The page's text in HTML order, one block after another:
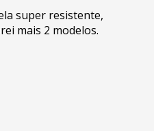
super resistente,
mais 2 modelos.